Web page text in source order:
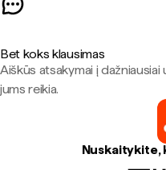
Bet koks klausimas
Aiškūs atsakymai į
jums reikia.
Nuskaitykite,